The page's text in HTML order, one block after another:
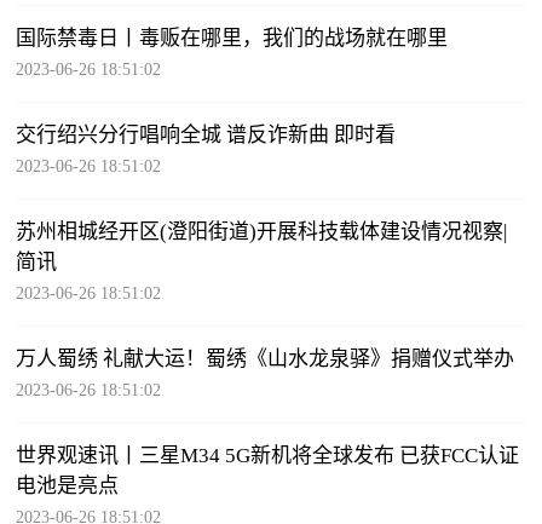
国际禁毒日丨毒贩在哪里，我们的战场就在哪里
2023-06-26 18:51:02
交行绍兴分行唱响全城 谱反诈新曲 即时看
2023-06-26 18:51:02
苏州相城经开区(澄阳街道)开展科技载体建设情况视察|
简讯
2023-06-26 18:51:02
万人蜀绣 礼献大运！蜀绣《山水龙泉驿》捐赠仪式举办
2023-06-26 18:51:02
世界观速讯丨三星M34 5G新机将全球发布 已获FCC认证
电池是亮点
2023-06-26 18:51:02